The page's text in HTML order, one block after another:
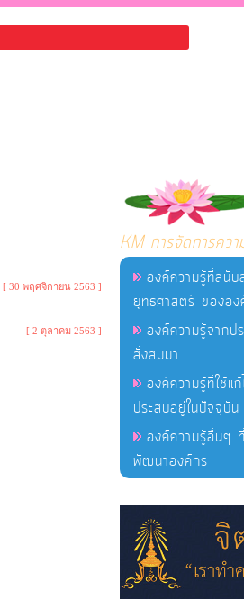
[ 30 พฤศจิกายน 2563 ]
[ 2 ตุลาคม 2563 ]
KM การจัดการคว
องค์ความรู้ที่สนั
ยุทธศาสตร์ ขององ
องค์ความรู้จากป
สั่งสมมา
องค์ความรู้ที่ใช้แ
ประสบอยู่ในปัจจุบัน
องค์ความรู้อื่นๆ
พัฒนาองค์กร